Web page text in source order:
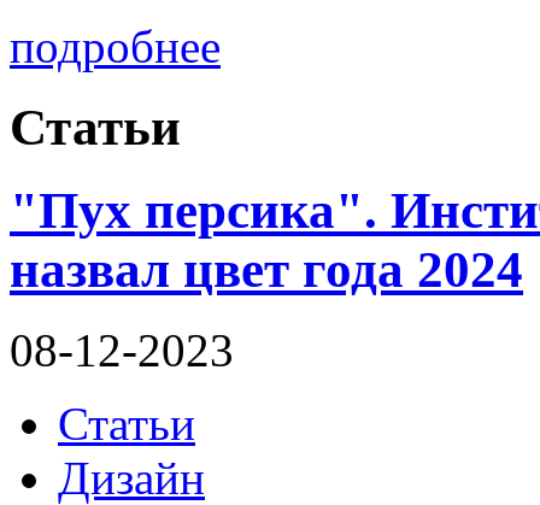
подробнее
Статьи
"Пух персика".
назвал цвет года 2024
08-12-2023
Статьи
Дизайн